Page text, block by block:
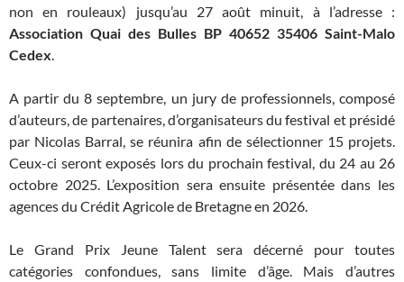
non en rouleaux) jusqu’au 27 août minuit, à l’adresse :
Association Quai des Bulles BP 40652 35406 Saint-Malo
Cedex.
A partir du 8 septembre, un jury de professionnels, composé
d’auteurs, de partenaires, d’organisateurs du festival et présidé
par Nicolas Barral, se réunira afin de sélectionner 15 projets.
Ceux-ci seront exposés lors du prochain festival, du 24 au 26
octobre 2025. L’exposition sera ensuite présentée dans les
agences du Crédit Agricole de Bretagne en 2026.
Le Grand Prix Jeune Talent sera décerné pour toutes
catégories confondues, sans limite d’âge. Mais d’autres